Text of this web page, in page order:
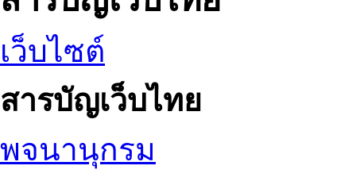
เว็บไซต์
สารบัญเว็บไทย
พจนานุกรม